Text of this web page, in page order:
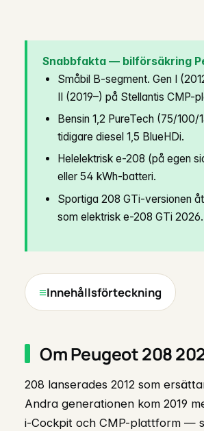
Snabbfakta — bilförsäkring
Småbil B-segment. Gen I
II (2019–) på Stellantis CMP-
Bensin 1,2 PureTech (75/100/
tidigare diesel 1,5 BlueHDi.
Helelektrisk e-208 (på egen
eller 54 kWh-batteri.
Sportiga 208 GTi-versionen
som elektrisk e-208 GTi 2026.
Innehållsförteckning
Om Peugeot 208
208 lanserades 2012 som
Andra generationen kom 2019
i-Cockpit och CMP-plattform —